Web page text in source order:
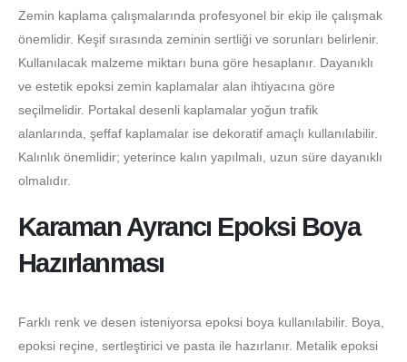
Zemin kaplama çalışmalarında profesyonel bir ekip ile çalışmak
önemlidir. Keşif sırasında zeminin sertliği ve sorunları belirlenir.
Kullanılacak malzeme miktarı buna göre hesaplanır. Dayanıklı
ve estetik epoksi zemin kaplamalar alan ihtiyacına göre
seçilmelidir. Portakal desenli kaplamalar yoğun trafik
alanlarında, şeffaf kaplamalar ise dekoratif amaçlı kullanılabilir.
Kalınlık önemlidir; yeterince kalın yapılmalı, uzun süre dayanıklı
olmalıdır.
Karaman Ayrancı Epoksi Boya
Hazırlanması
Farklı renk ve desen isteniyorsa epoksi boya kullanılabilir. Boya,
epoksi reçine, sertleştirici ve pasta ile hazırlanır. Metalik epoksi